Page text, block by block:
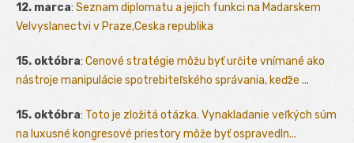
12. marca: Seznam diplomatu a jejich funkci na Madarskem
Velvyslanectvi v Praze,Ceska republika
15. októbra: Cenové stratégie môžu byť určite vnímané ako
nástroje manipulácie spotrebiteľského správania, keďže ...
15. októbra: Toto je zložitá otázka. Vynakladanie veľkých súm
na luxusné kongresové priestory môže byť ospravedln...